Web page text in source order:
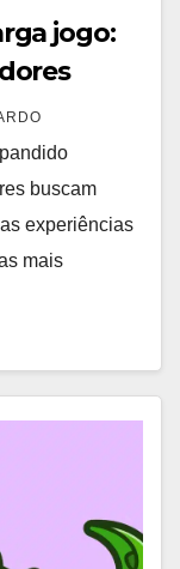
jogo:
buscam
experiências
mais